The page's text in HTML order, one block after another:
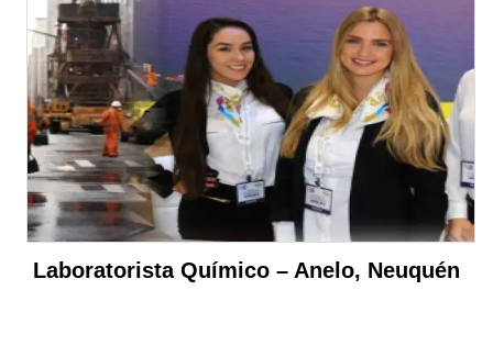
Laboratorista Químico – Anelo, Neuquén